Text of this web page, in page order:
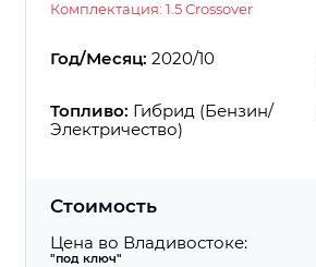
Комплектация: 1.5 Crossover
Год/Месяц: 2020/10
Топливо: Гибрид (Бензин/
Электричество)
Стоимость
Цена во Владивостоке:
"под ключ"